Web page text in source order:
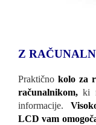
Z
Praktično kolo za
računalnikom,ki
informacije.
LCD vam